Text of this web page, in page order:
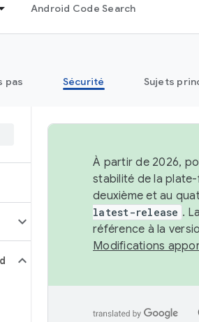
Android Code Search
pas Sécurité Sujets
À partir de 2026,
stabilité de la
deuxième et au
latest-release .
référence à la
Modifications